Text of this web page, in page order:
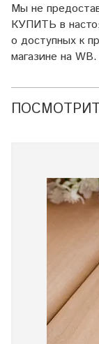
Мы не
КУПИТЬ в
о доступных к
магазине на WB.